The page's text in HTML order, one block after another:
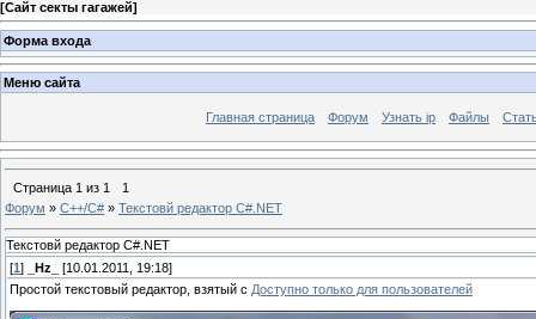
[Сайт секты гагажей]
Форма входа
Меню сайта
Главная страница Форум Узнать ip Файлы
Страница 1 из 1
1
Форум » С++/С# » Текстовй редактор C#.NET
Текстовй редактор C#.NET
[1 ] _Hz_
[10.01.2011, 19:18]
Простой текстовый редактор, взятый с Доступно только для пользователей